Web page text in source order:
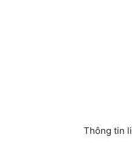
Thông tin